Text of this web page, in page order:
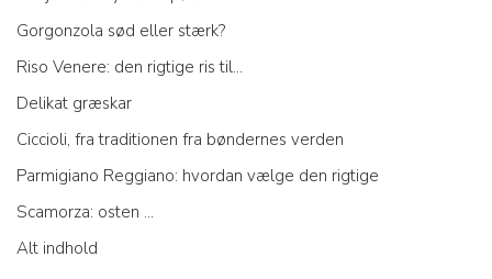
Gorgonzola sød eller stærk?
Riso Venere: den rigtige ris til...
Delikat græskar
Ciccioli, fra traditionen fra bøndernes verden
Parmigiano Reggiano: hvordan vælge den rigtige
Scamorza: osten ...
Alt indhold